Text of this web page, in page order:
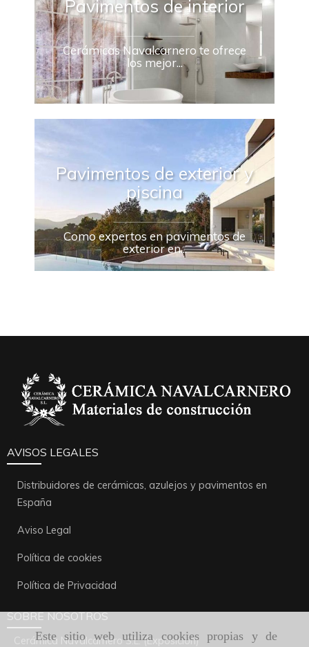
Este sitio web utiliza cookies propias y de
Pavimentos de interior
Cerámicas Navalcarnero te ofrece
los mejor...
Pavimentos de exterior y
piscina
Como expertos en pavimentos de
exterior en...
AVISOS LEGALES
Distribuidores de cerámicas, azulejos y pavimentos en
España
Aviso Legal
Política de cookies
Política de Privacidad
SOBRE NOSOTROS
Cerámica Navalcarnero S.L. (Exposición)